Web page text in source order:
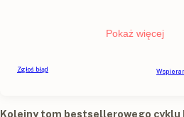
Kolejny tom bestsellerowego cyklu